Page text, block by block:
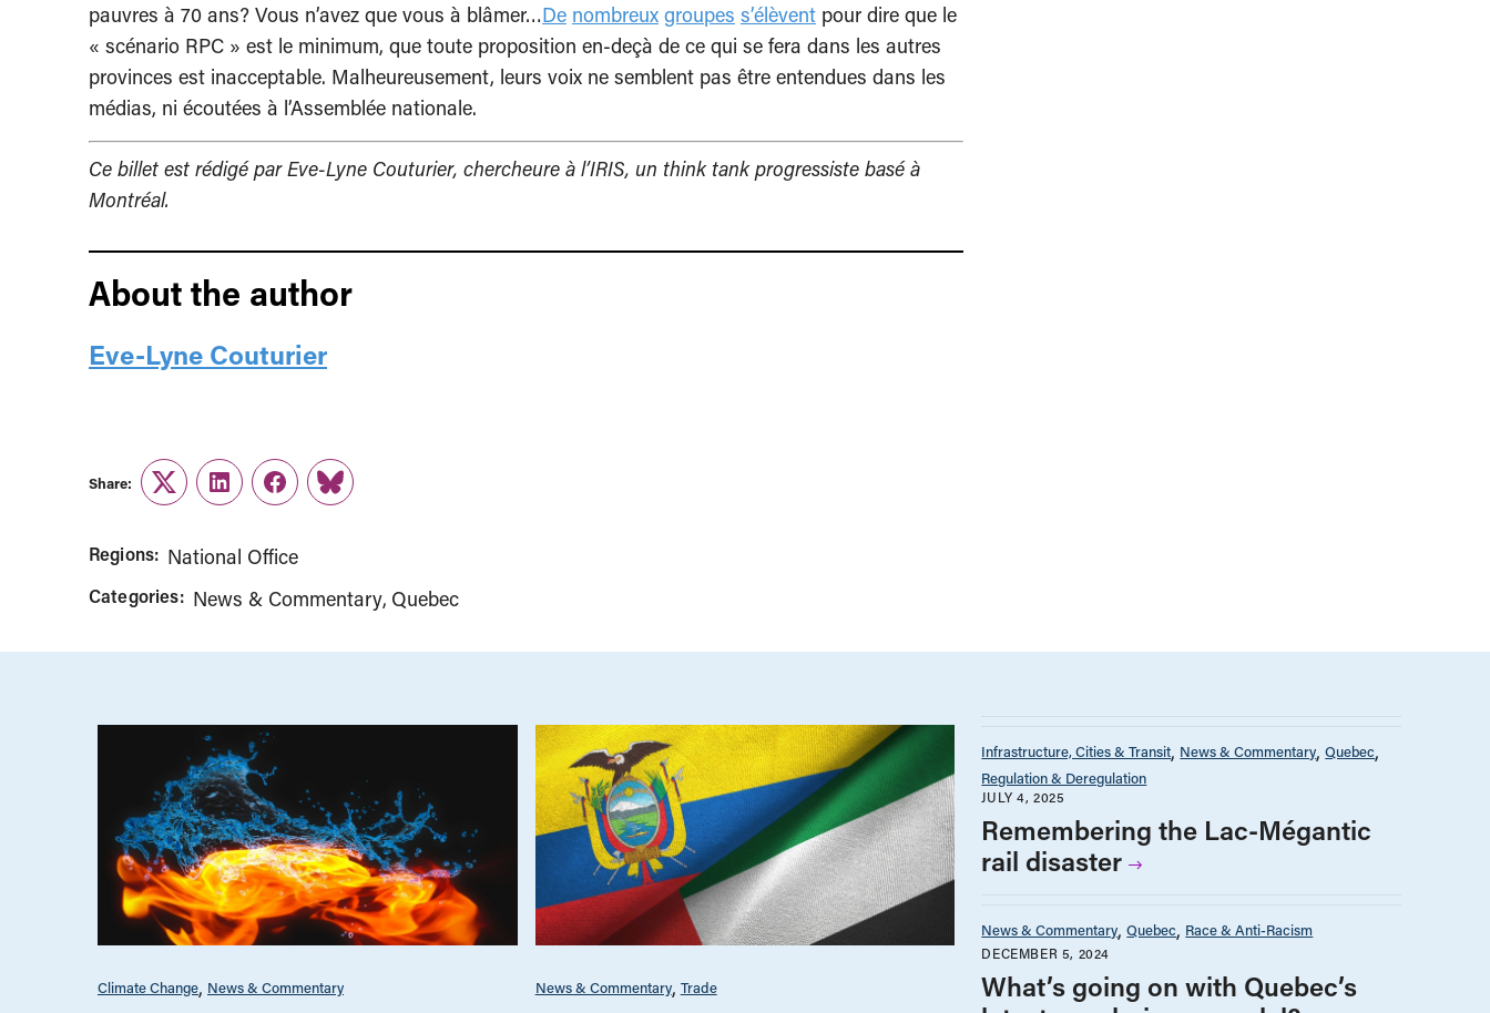
pauvres à 70 ans? Vous n’avez que vous à blâmer…De nombreux groupes s’élèvent pour dire que le
« scénario RPC » est le minimum, que toute proposition en-deçà de ce qui se fera dans les autres
provinces est inacceptable. Malheureusement, leurs voix ne semblent pas être entendues dans les
médias, ni écoutées à l’Assemblée nationale.
Ce billet est rédigé par Eve-Lyne Couturier, chercheure à l’IRIS, un think tank progressiste basé à
Montréal.
About the author
Eve-Lyne Couturier
Share:
TwitterLinkedInFacebook
Link
Regions: National Office
Categories: News & Commentary Quebec
Climate Change News & Commentary News & Commentary Trade
Infrastructure, Cities & Transit News & Commentary Quebec
Regulation & Deregulation
JULY 4, 2025
Remembering the Lac-Mégantic
rail disaster
News & Commentary Quebec Race & Anti-Racism
DECEMBER 5, 2024
What’s going on with Quebec’s